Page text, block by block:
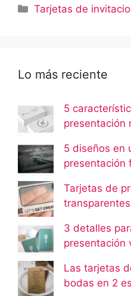
Categorías
Tarjetas de
Lo más reciente
5
presentación
5 diseños en
presentación
Tarjetas de
3 detalles
presentación
Las tarjetas
bodas en 2